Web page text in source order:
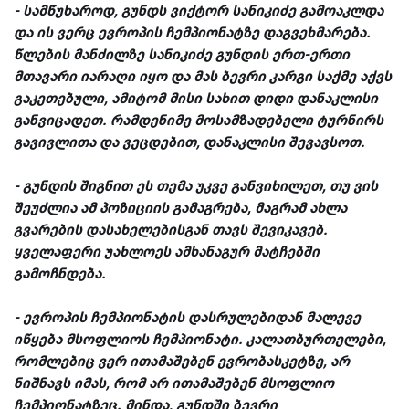
- სამწუხაროდ, გუნდს ვიქტორ სანიკიძე გამოაკლდა
და ის ვერც ევროპის ჩემპიონატზე დაგვეხმარება.
წლების მანძილზე სანიკიძე გუნდის ერთ-ერთი
მთავარი იარაღი იყო და მას ბევრი კარგი საქმე აქვს
გაკეთებული, ამიტომ მისი სახით დიდი დანაკლისი
განვიცადეთ. რამდენიმე მოსამზადებელი ტურნირს
გავივლითა და ვეცდებით, დანაკლისი შევავსოთ.
- გუნდის შიგნით ეს თემა უკვე განვიხილეთ, თუ ვის
შეუძლია ამ პოზიციის გამაგრება, მაგრამ ახლა
გვარების დასახელებისგან თავს შევიკავებ.
ყველაფერი უახლოეს ამხანაგურ მატჩებში
გამოჩნდება.
- ევროპის ჩემპიონატის დასრულებიდან მალევე
იწყება მსოფლიოს ჩემპიონატი. კალათბურთელები,
რომლებიც ვერ ითამაშებენ ევრობასკეტზე, არ
ნიშნავს იმას, რომ არ ითამაშებენ მსოფლიო
ჩემპიონატზეც. მინდა, გუნდში ბევრი